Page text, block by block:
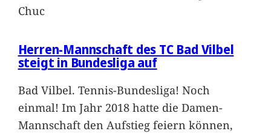
Chuc
Herren-Mannschaft des TC Bad Vilbel
steigt in Bundesliga auf
Bad Vilbel. Tennis-Bundesliga! Noch
einmal! Im Jahr 2018 hatte die Damen-
Mannschaft den Aufstieg feiern können,